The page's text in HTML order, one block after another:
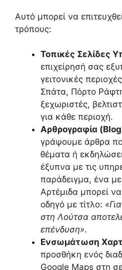
Αυτό μπορεί να
τρόπους:
Τοπικές Σελίδες
επιχείρησή σας
γειτονικές
Σπάτα, Πόρτο
ξεχωριστές,
για κάθε περιοχή.
Αρθρογραφία
γράψουμε άρθρα
θέματα ή
έξυπνα με τις
παράδειγμα, ένα
Αρτέμιδα μπορεί
οδηγό με τίτλο:
στη Λούτσα
επένδυση».
Ενσωμάτωση
προσθήκη ενός
Google Maps στη